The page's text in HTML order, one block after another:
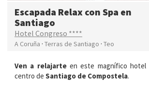
Escapada Relax con Spa en
Santiago
Hotel Congreso ****
A Coruña · Terras de Santiago · Teo
Ven a relajarteen este magnífico hotel
centro de Santiago de Compostela.